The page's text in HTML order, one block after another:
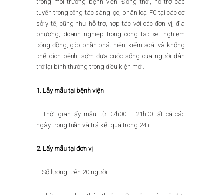
trong môi trường bệnh viện. Đồng thời, hỗ trợ các
tuyến trong công tác sàng lọc, phân loại F0 tại các cơ
sở y tế, cũng như hỗ trợ, hợp tác với các đơn vị, địa
phương, doanh nghiệp trong công tác xét nghiệm
cộng đồng, góp phần phát hiện, kiểm soát và khống
chế dịch bệnh, sớm đưa cuộc sống của người đân
trở lại bình thường trong điều kiện mới.
1. Lẫy mẫu tại bệnh viện
– Thời gian lấy mẫu: từ 07h00 – 21h00 tất cả các
ngày trong tuần và trả kết quả trong 24h
2. Lấy mẫu tại đơn vị
– Số lượng: trên 20 người